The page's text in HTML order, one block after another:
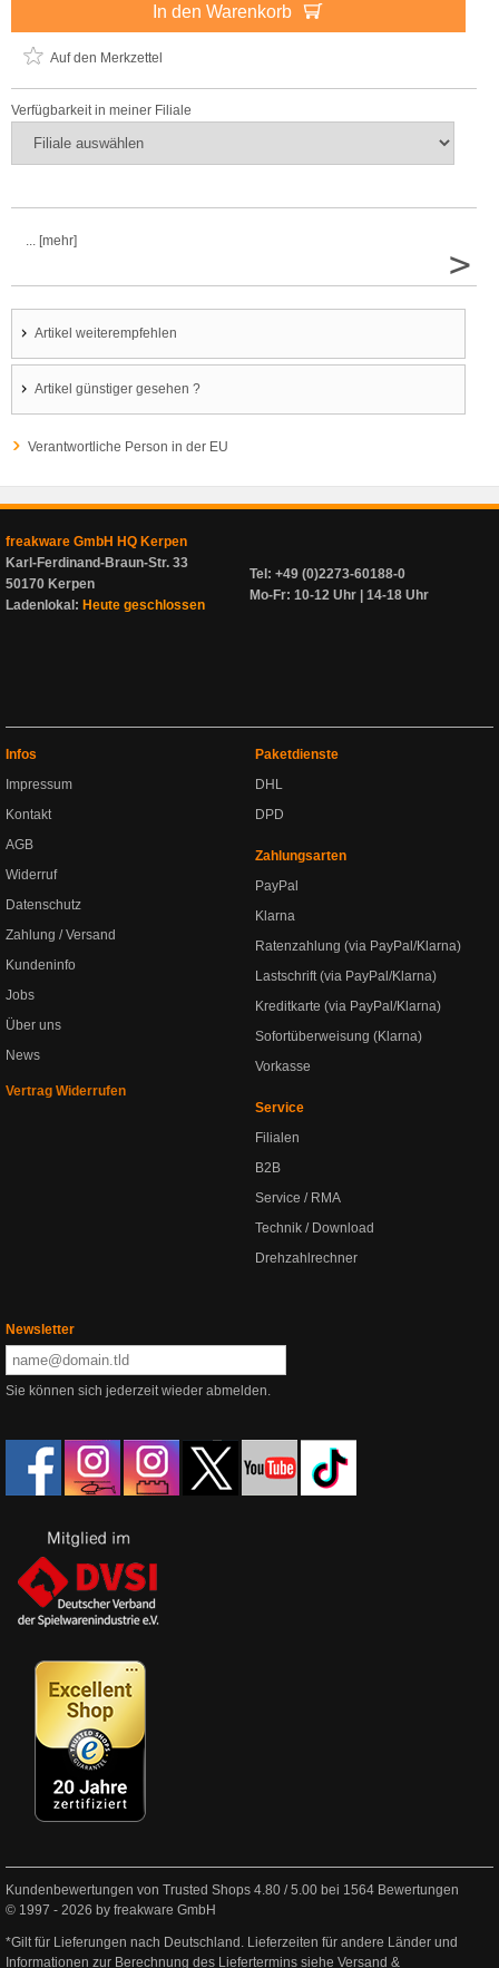
In den Warenkorb
Auf den Merkzettel
Verfügbarkeit in meiner Filiale
... [mehr]
>
Artikel weiterempfehlen
Artikel günstiger gesehen ?
Verantwortliche Person in der EU
freakware GmbH HQ Kerpen
Karl-Ferdinand-Braun-Str. 33
50170 Kerpen
Ladenlokal: Heute geschlossen
Tel: +49 (0)2273-60188-0
Mo-Fr: 10-12 Uhr | 14-18 Uhr
Infos
Impressum
Kontakt
AGB
Widerruf
Datenschutz
Zahlung / Versand
Kundeninfo
Jobs
Über uns
News
Vertrag Widerrufen
Paketdienste
DHL
DPD
Zahlungsarten
PayPal
Klarna
Ratenzahlung (via PayPal/Klarna)
Lastschrift (via PayPal/Klarna)
Kreditkarte (via PayPal/Klarna)
Sofortüberweisung (Klarna)
Vorkasse
Service
Filialen
B2B
Service / RMA
Technik / Download
Drehzahlrechner
Newsletter
Sie können sich jederzeit wieder abmelden.
Kundenbewertungen von Trusted Shops 4.80 /5.00 bei 1564 Bewertungen
© 1997 - 2026 by freakware GmbH
*Gilt für Lieferungen nach Deutschland. Lieferzeiten für andere Länder und
Informationen zur Berechnung des Liefertermins siehe Versand &